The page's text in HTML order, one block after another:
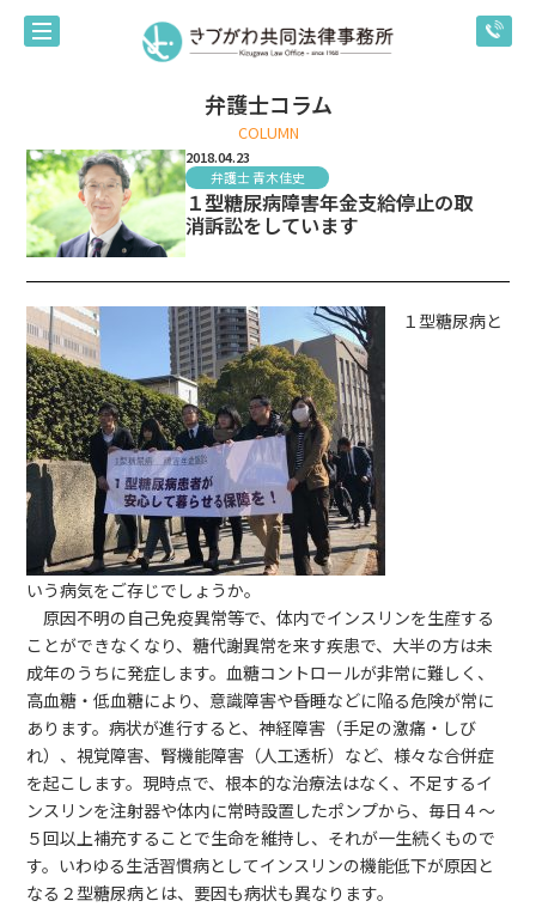
弁護士コラム
COLUMN
2018.04.23
弁護士 青木佳史
１型糖尿病障害年金支給停止の取
消訴訟をしています
１型糖尿病と
いう病気をご存じでしょうか。
原因不明の自己免疫異常等で、体内でインスリンを生産する
ことができなくなり、糖代謝異常を来す疾患で、大半の方は未
成年のうちに発症します。血糖コントロールが非常に難しく、
高血糖・低血糖により、意識障害や昏睡などに陥る危険が常に
あります。病状が進行すると、神経障害（手足の激痛・しび
れ）、視覚障害、腎機能障害（人工透析）など、様々な合併症
を起こします。現時点で、根本的な治療法はなく、不足するイ
ンスリンを注射器や体内に常時設置したポンプから、毎日４～
５回以上補充することで生命を維持し、それが一生続くもので
す。いわゆる生活習慣病としてインスリンの機能低下が原因と
なる２型糖尿病とは、要因も病状も異なります。